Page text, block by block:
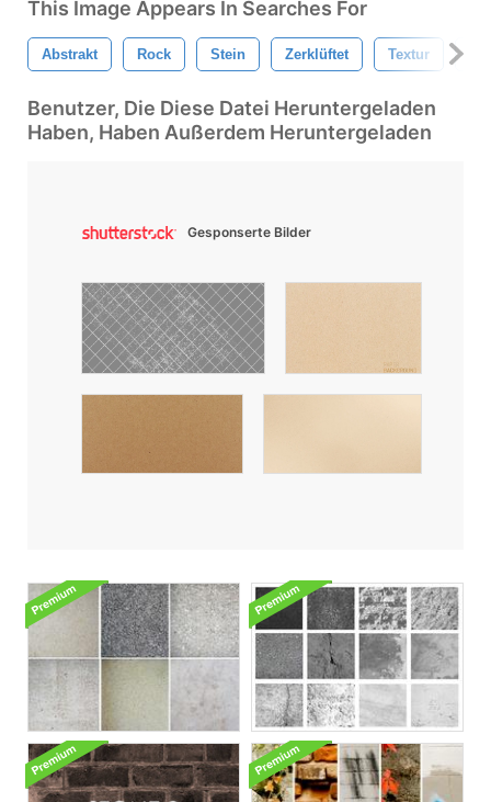
This Image Appears In Searches For
Abstrakt Rock Stein Zerklüftet Textur
Benutzer, Die Diese Datei Heruntergeladen
Haben, Haben Außerdem Heruntergeladen
Gesponserte Bilder